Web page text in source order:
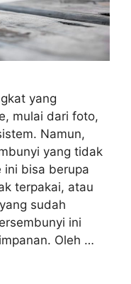
yang
mulai dari foto,
Namun,
yang tidak
ini bisa berupa
terpakai, atau
sudah
ini
Oleh …